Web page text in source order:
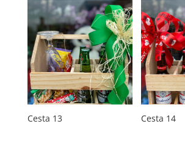
Cesta 13 Cesta 14